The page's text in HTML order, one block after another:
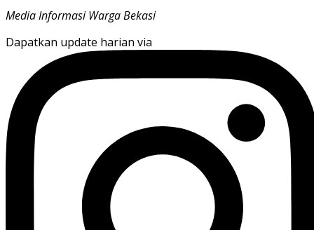
Media Informasi Warga Bekasi
Dapatkan update harian via